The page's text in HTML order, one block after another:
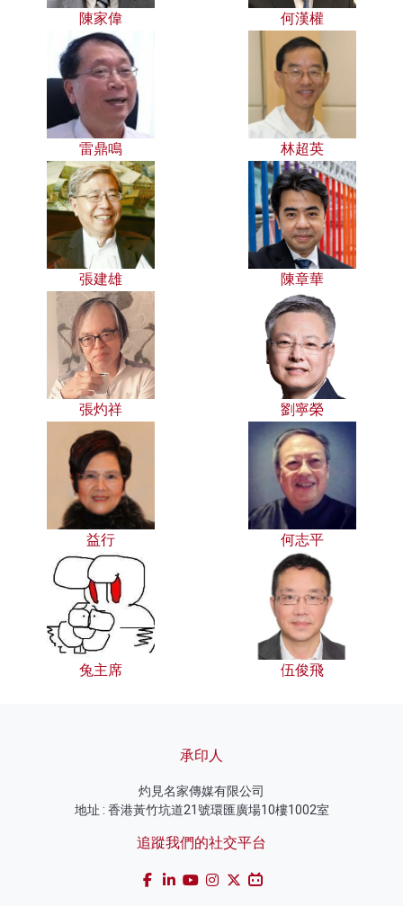
陳家偉 何漢權
雷鼎鳴 林超英
張建雄 陳章華
張灼祥 劉寧榮
益行 何志平
兔主席 伍俊飛
承印人
灼見名家傳媒有限公司
地址 : 香港黃竹坑道21號環匯廣場10樓1002室
追蹤我們的社交平台